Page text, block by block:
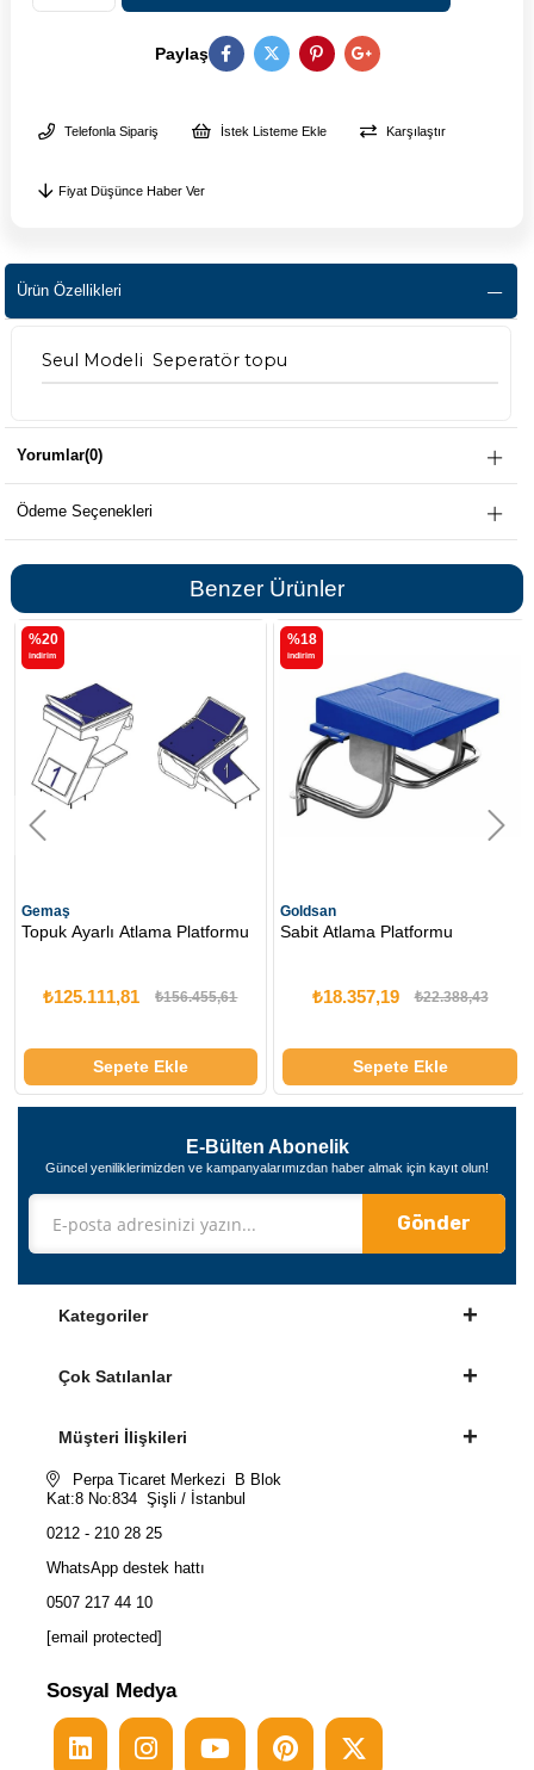
Paylaş
Telefonla Sipariş İstek Listeme Ekle Karşılaştır
Fiyat Düşünce Haber Ver
Ürün Özellikleri
Seul Modeli Seperatör topu
Yorumlar(0)
Ödeme Seçenekleri
Benzer Ürünler
Gemaş
Topuk Ayarlı Atlama Platformu
₺125.111,81 ₺156.455,61
Sepete Ekle
%20
i̇ndirim
Goldsan
Sabit Atlama Platformu
₺18.357,19 ₺22.388,43
Sepete Ekle
%18
i̇ndirim
E-Bülten Abonelik
Güncel yeniliklerimizden ve kampanyalarımızdan haber almak için kayıt olun!
Gönder
Kategoriler
Çok Satılanlar
Müşteri İlişkileri
Perpa Ticaret Merkezi B Blok
Kat:8 No:834 Şişli / İstanbul
0212 - 210 28 25
WhatsApp destek hattı
0507 217 44 10
[email protected]
Sosyal Medya